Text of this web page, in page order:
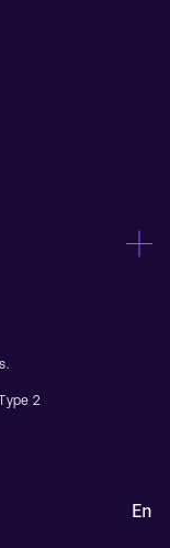
2
En